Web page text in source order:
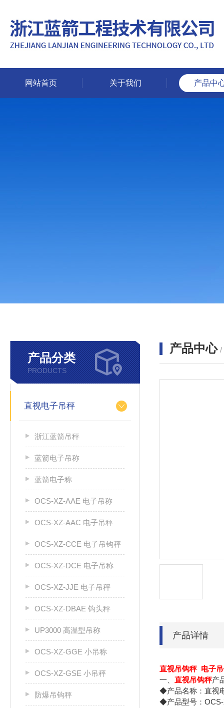
网站首页 关于我们 产品中
产品分类
PRODUCTS
直视电子吊秤
浙江蓝箭吊秤
蓝箭电子吊称
蓝箭电子称
OCS-XZ-AAE 电子吊称
OCS-XZ-AAC 电子吊秤
OCS-XZ-CCE 电子吊钩秤
OCS-XZ-DCE 电子吊称
OCS-XZ-JJE 电子吊秤
OCS-XZ-DBAE 钩头秤
UP3000 高温型吊称
OCS-XZ-GGE 小吊称
OCS-XZ-GSE 小吊秤
防爆吊钩秤
产品中心 /
产品详情
直视吊钩秤 电子
一、 直视吊钩秤产
◆产品名称：直视
◆产品型号：